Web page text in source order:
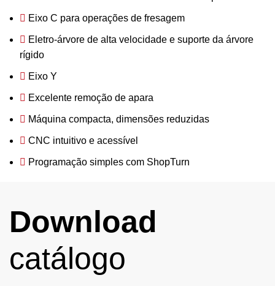
Eixo C para operações de fresagem
Eletro-árvore de alta velocidade e suporte da árvore
rígido
Eixo Y
Excelente remoção de apara
Máquina compacta, dimensões reduzidas
CNC intuitivo e acessível
Programação simples com ShopTurn
Download
catálogo